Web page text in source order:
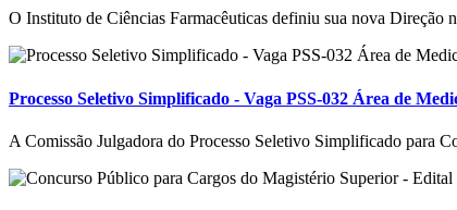
O Instituto de Ciências Farmacêuticas definiu sua nova Direção
Processo Seletivo Simplificado - Vaga PSS-032 Área de
A Comissão Julgadora do Processo Seletivo Simplificado para